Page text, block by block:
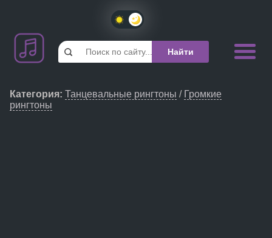
Категория: Танцевальные рингтоны / Громкие
рингтоны